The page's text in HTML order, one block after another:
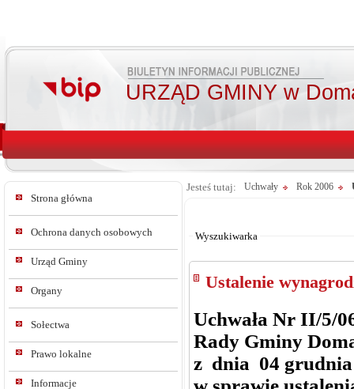
URZĄD GMINY w
Strona główna
Ochrona danych osobowych
Urząd Gminy
Organy
Sołectwa
Prawo lokalne
Informacje
Jesteś tutaj: Uchwały Rok 2006
Wyszukiwarka
Ustalenie
Uchwała Nr II/5/
Rady Gminy
z dnia 04 grudnia